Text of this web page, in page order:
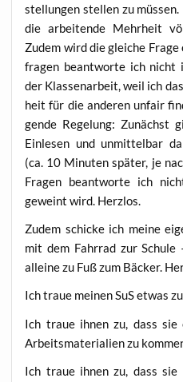
stel­lun­gen stel­len zu
die arbei­ten­de Mehr­heit
Zudem wird die glei­che
fra­gen beant­wor­te ich nicht
der Klas­sen­ar­beit, weil ich
heit für die ande­ren unfair
gen­de Rege­lung: Zunächst
Ein­le­sen und unmit­tel­bar
(ca. 10 Minu­ten spä­ter, je
Fra­gen beant­wor­te ich
geweint wird. Herzlos.
Zudem schi­cke ich mei­ne
mit dem Fahr­rad zur
allei­ne zu Fuß zum Bäcker.
Ich traue mei­nen SuS etwas
Ich traue ihnen zu, dass
Arbeits­ma­te­ria­li­en zu
Ich traue ihnen zu, dass sie